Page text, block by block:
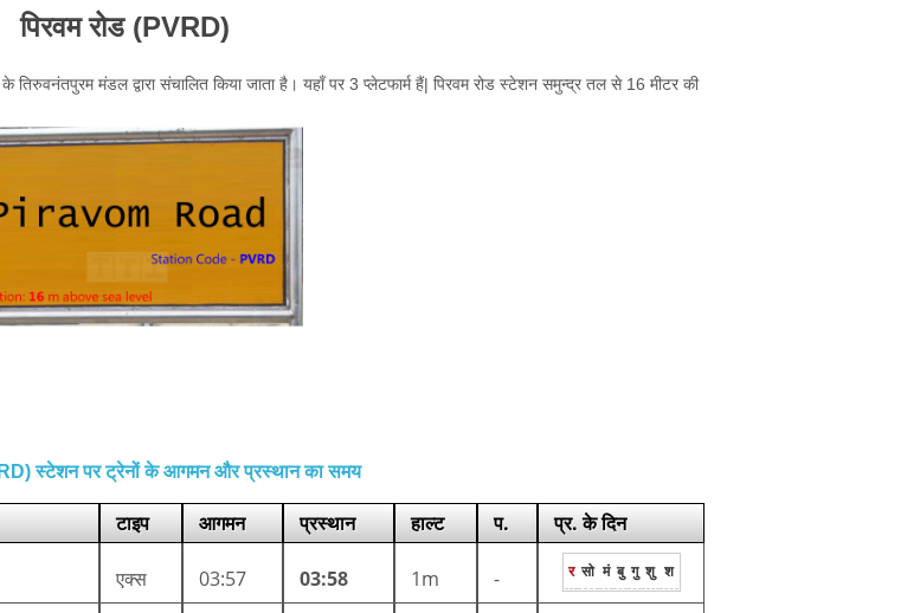
पिरवम रोड (PVRD)
मंडल द्वारा संचालित किया जाता है। यहाँ पर 3 प्लेटफार्म हैं| पिरवम रोड स्टेशन समुन्द्र तल से 16 मीटर की
स्टेशन पर ट्रेनों के आगमन और प्रस्थान का समय
टाइप आगमन प्रस्थान हाल्ट प. प्र. के दिन
एक्स 03:57 03:58 1m - र सो मं बु गु शु श